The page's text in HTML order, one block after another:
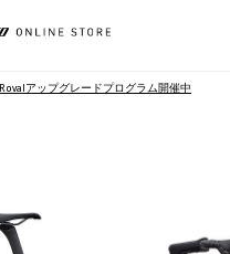
Rovalアップグレードプログラム開催中